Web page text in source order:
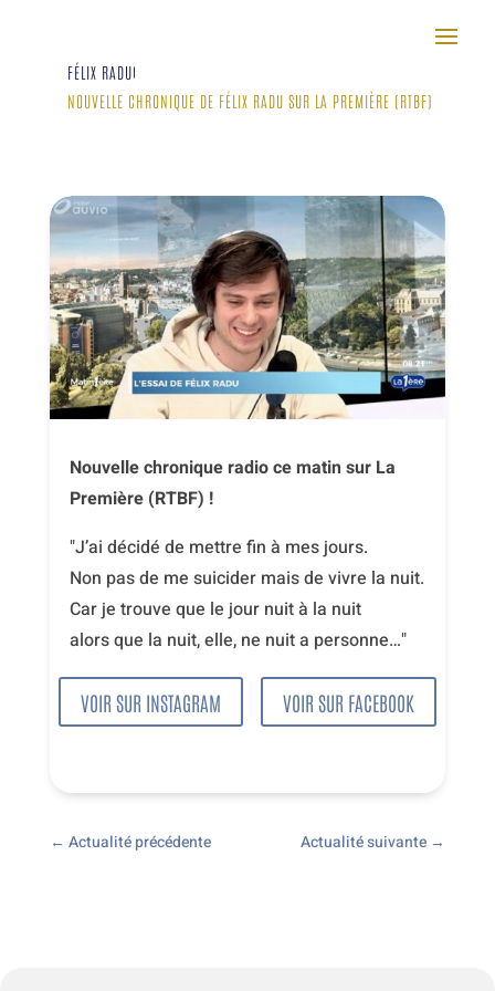
FÉLIX RADU|
NOUVELLE CHRONIQUE DE FÉLIX RADU SUR LA PREMIÈRE (RTBF)
Nouvelle chronique radio ce matin sur La
Première (RTBF) !
"J’ai décidé de mettre fin à mes jours.
Non pas de me suicider mais de vivre la nuit.
Car je trouve que le jour nuit à la nuit
alors que la nuit, elle, ne nuit a personne…"
VOIR SUR INSTAGRAM VOIR SUR FACEBOOK
← Actualité précédente Actualité suivante →